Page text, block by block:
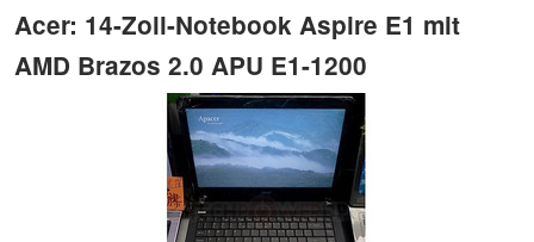
Acer: 14-Zoll-Notebook Aspire E1 mit
AMD Brazos 2.0 APU E1-1200